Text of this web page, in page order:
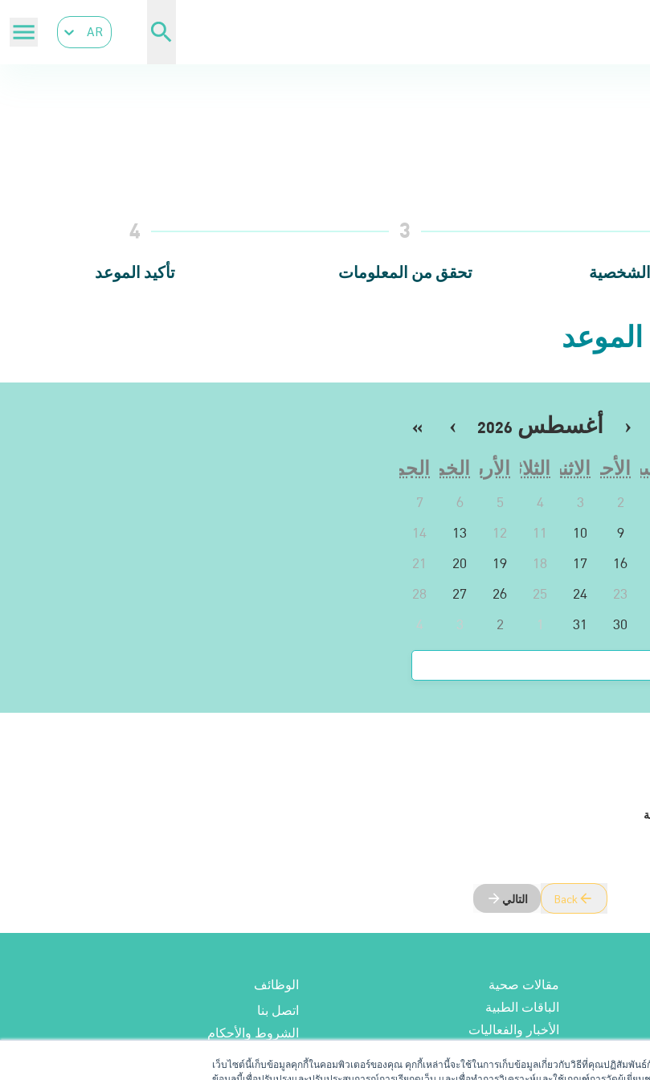
เว็บไซต์นี้เก็บข้อมูลคุกกี้ในคอมพิวเตอร์ของคุณ คุกกี้เหล่านี้จะใช้ในการเก็บข้อมูลเกี่ยวกับวิธีที่คุณปฏิสัมพัน
AR
3
4
تحقق من المعلومات تأكيد الموعد
‹ أغسطس 2026 ›
»
الأحد الاثنينالثلاثاءالأربعاءالخميس
الجمعة
2
3
4
5
6
7
9
10
11
12
13
14
16
17
18
19
20
21
23
24
25
26
27
28
30
31
1
2
3
4
Back التالي
مقالات صحية
الباقات الطبية
الأخبار والفعاليات
الوظائف
اتصل بنا
الشروط والأحكام